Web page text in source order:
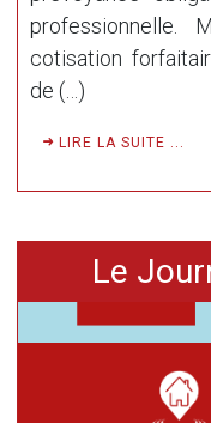
professionnelle.
cotisation
de (…)
LIRE LA SUITE ...
Le